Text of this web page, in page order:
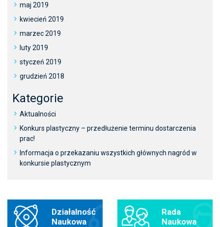
maj 2019
kwiecień 2019
marzec 2019
luty 2019
styczeń 2019
grudzień 2018
Kategorie
Aktualności
Konkurs plastyczny – przedłużenie terminu dostarczenia
prac!
Informacja o przekazaniu wszystkich głównych nagród w
konkursie plastycznym
Działalność
Naukowa
Rada
Naukowa